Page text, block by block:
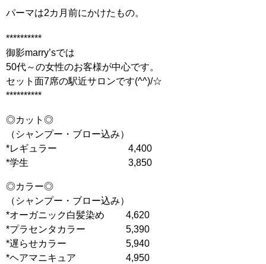
パーマは2カ月前にかけたもの。
**********
御影marry’sでは
50代～の女性のお客様が中心です。
セット面7席の駅近サロンです(^^)/☆
**********
◎カット◎
（シャンプー・ブロー込み）
*レギュラー 4,400
*学生 3,850
◎カラー◎
（シャンプー・ブロー込み）
*オーガニック白髪染め 4,620
*プラセンタカラー 5,390
*遅らせカラー 5,940
*ヘアマニキュア 4,950